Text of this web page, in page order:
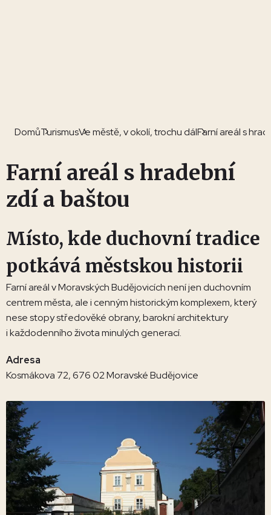
DomůTurismusVe městě, v okolí, trochu dálFarní areál s
Farní areál s hradební
zdí a baštou
Místo, kde duchovní tradice
potkává městskou historii
Farní areál v Moravských Budějovicích není jen duchovním
centrem města, ale i cenným historickým komplexem, který
nese stopy středověké obrany, barokní architektury
i každodenního života minulých generací.
Adresa
Kosmákova 72, 676 02 Moravské Budějovice